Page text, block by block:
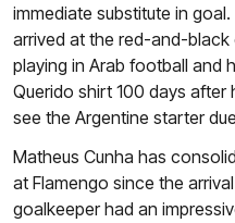
immediate substitute in
arrived at the red-and-black
playing in Arab football and
Querido shirt 100 days after
see the Argentine starter
Matheus Cunha has
at Flamengo since the
goalkeeper had an